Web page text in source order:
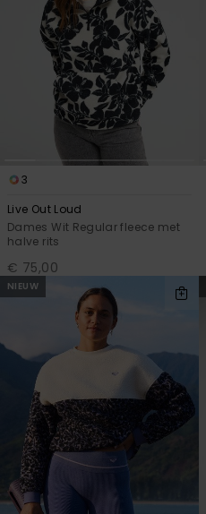
3
Live Out Loud
Dames Wit Regular fleece met
halve rits
€ 75,00
NIEUW